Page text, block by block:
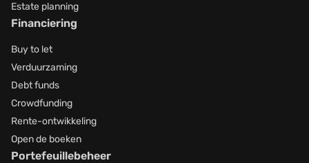
Estate planning
Financiering
Buy to let
Verduurzaming
Debt funds
Crowdfunding
Rente-ontwikkeling
Open de boeken
Portefeuillebeheer